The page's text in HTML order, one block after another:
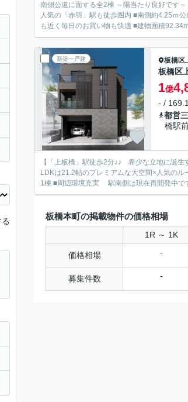
南側公道に面する全2棟 ～陽当たり良好です～ 人気の赤羽駅も徒歩圏内です ■京浜東北
人気の「赤羽」駅も徒歩圏内 ■南側約4.25ｍ公道に面する全2棟 ～陽当たり通風良好です～ ■西が丘2丁目の落ち着いた住宅地 ■スーパー、コンビニ
も近く毎日のお買い物も
新築一戸建 板橋区
板橋区
1億
- /
都営
橋駅
【「上板橋」駅徒歩2分♪♪ 希少な立地に誕
LDKは21.2帖のプレミアムな大空間×人気のルーフバルコニー付！ ■東武東上線「上板橋」駅徒歩2分！
1棟 ■周辺環境充実 駅南側は現在再開発
板橋本町の掲載物件の価格相場
1R ～ 1K
価格相場 -
募集件数 -